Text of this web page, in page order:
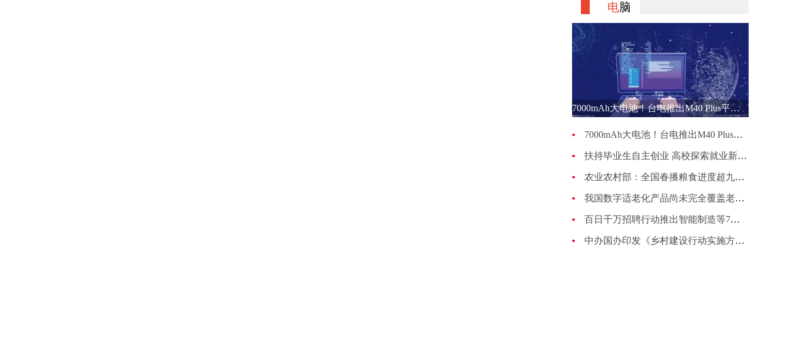
电脑
7000mAh大电池！台电推出M40 Plus平板电脑 运行Android 12系统
7000mAh大电池！台电推出M40 Plus平板电脑 运行Android 12系统
扶持毕业生自主创业 高校探索就业新路径
农业农村部：全国春播粮食进度超九成 旱地作物播种进入扫尾阶段
我国数字适老化产品尚未完全覆盖老年人常用的所有应用
百日千万招聘行动推出智能制造等7场招聘 提供65.3万个岗位
中办国办印发《乡村建设行动实施方案》 提出12项重点任务